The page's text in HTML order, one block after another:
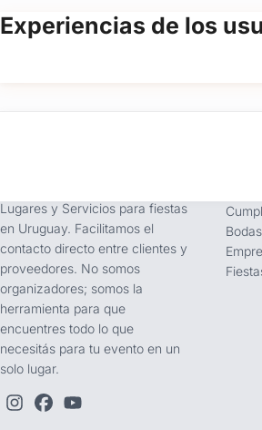
Experiencias de los
Lugares y Servicios para fiestas
en Uruguay. Facilitamos el
contacto directo entre clientes y
proveedores. No somos
organizadores; somos la
herramienta para que
encuentres todo lo que
necesitás para tu evento en un
solo lugar.
Bodas